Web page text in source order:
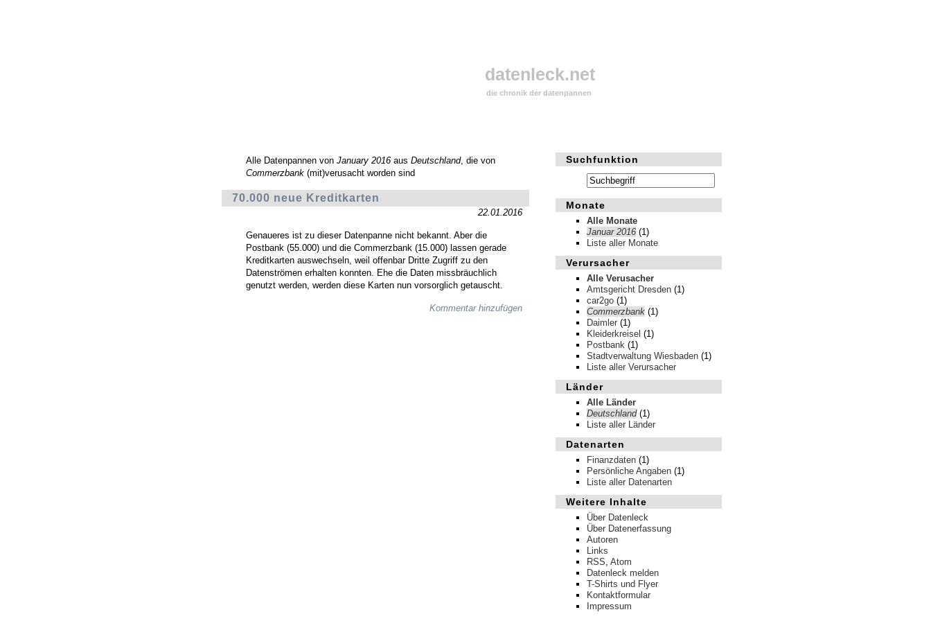
datenleck.net
die chronik der datenpannen
Suchfunktion
Monate
Alle Monate
Januar 2016 (1)
Liste aller Monate
Verursacher
Alle Verusacher
Amtsgericht Dresden (1)
car2go (1)
Commerzbank (1)
Daimler (1)
Kleiderkreisel (1)
Postbank (1)
Stadtverwaltung Wiesbaden (1)
Liste aller Verursacher
Länder
Alle Länder
Deutschland(1)
Liste aller Länder
Datenarten
Finanzdaten (1)
Persönliche Angaben (1)
Liste aller Datenarten
Weitere Inhalte
Über Datenleck
Über Datenerfassung
Autoren
Links
RSS, Atom
Datenleck melden
T-Shirts und Flyer
Kontaktformular
Impressum
Alle Datenpannen von January 2016aus Deutschland, die von
Commerzbank(mit)verusacht worden sind
70.000 neue Kreditkarten
22.01.2016
Genaueres ist zu dieser Datenpanne nicht bekannt. Aber die
Postbank (55.000) und die Commerzbank (15.000) lassen gerade
Kreditkarten auswechseln, weil offenbar Dritte Zugriff zu den
Datenströmen erhalten konnten. Ehe die Daten missbräuchlich
genutzt werden, werden diese Karten nun vorsorglich getauscht.
Kommentar hinzufügen